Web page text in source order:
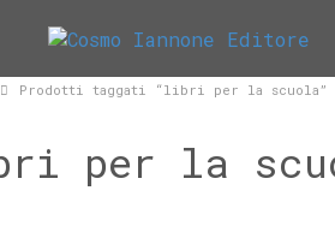
Prodotti taggati “libri per la scuola”
per la